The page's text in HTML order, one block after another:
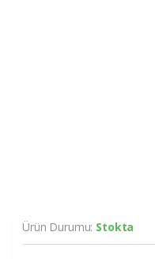
Ürün Durumu: Stokta